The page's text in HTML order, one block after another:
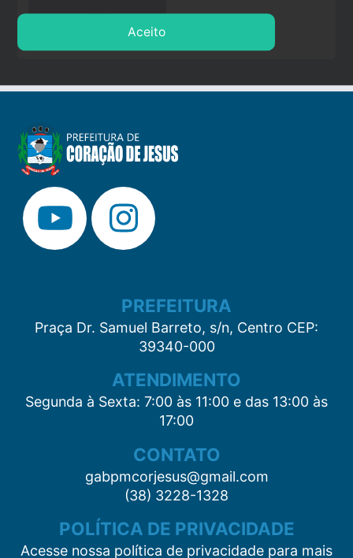
stop
PREFEITURA
Praça Dr. Samuel Barreto, s/n, Centro CEP:
39340-000
ATENDIMENTO
Segunda à Sexta: 7:00 às 11:00 e das 13:00 às
17:00
CONTATO
gabpmcorjesus@gmail.com
(38) 3228-1328
POLÍTICA DE PRIVACIDADE
Acesse nossa política de privacidade para mais
Aceito